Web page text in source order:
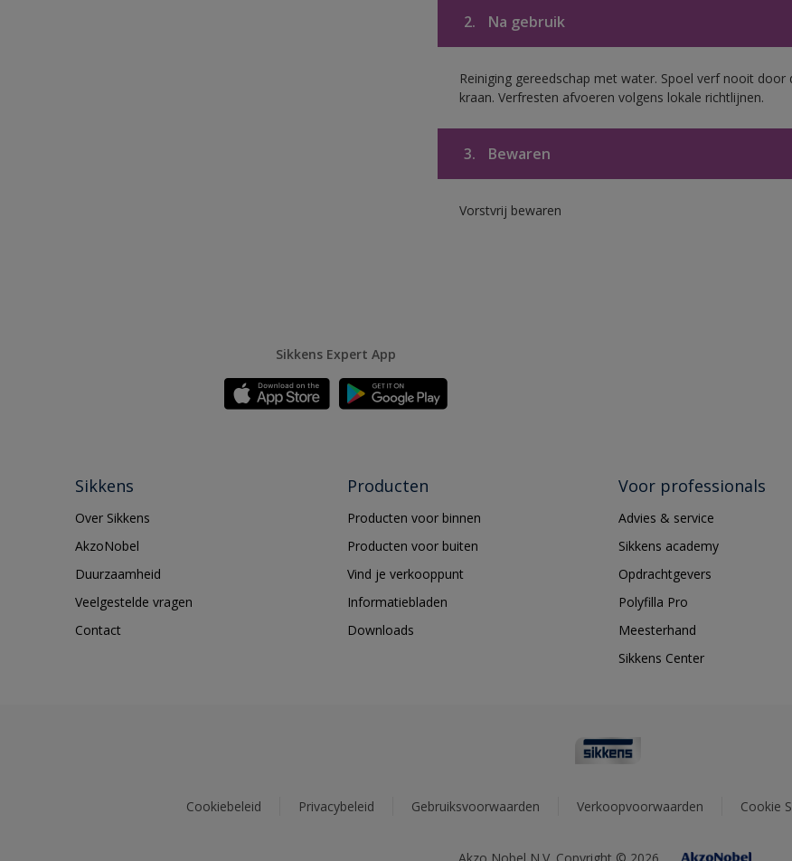
2. Na gebruik
Reiniging gereedschap met water. Spoel verf nooit
kraan. Verfresten afvoeren volgens lokale richtlijnen.
3. Bewaren
Vorstvrij bewaren
Sikkens Expert App
Sikkens
Over Sikkens
AkzoNobel
Duurzaamheid
Veelgestelde vragen
Contact
Producten
Producten voor binnen
Producten voor buiten
Vind je verkooppunt
Informatiebladen
Downloads
Voor professionals
Advies & service
Sikkens academy
Opdrachtgevers
Polyfilla Pro
Meesterhand
Sikkens Center
Cookiebeleid Privacybeleid Gebruiksvoorwaarden Verkoopvoorwaarden Cookie